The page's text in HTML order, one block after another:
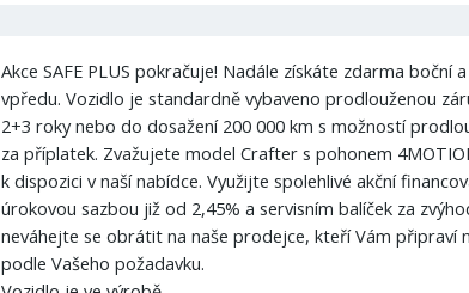
Akce SAFE PLUS pokračuje! Nadále získáte zdarma boční
vpředu. Vozidlo je standardně vybaveno prodlouženou
2+3 roky nebo do dosažení 200 000 km s možností
za příplatek. Zvažujete model Crafter s pohonem
k dispozici v naší nabídce. Využijte spolehlivé akční
úrokovou sazbou již od 2,45% a servisním balíček za
neváhejte se obrátit na naše prodejce, kteří Vám připraví
podle Vašeho požadavku.